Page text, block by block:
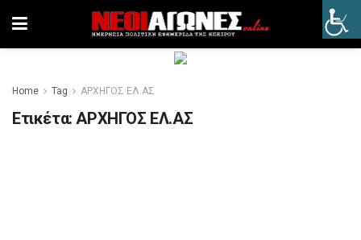
Home Tag ΑΡΧΗΓΟΣ ΕΛ.ΑΣ
Ετικέτα:ΑΡΧΗΓΟΣ ΕΛ.ΑΣ